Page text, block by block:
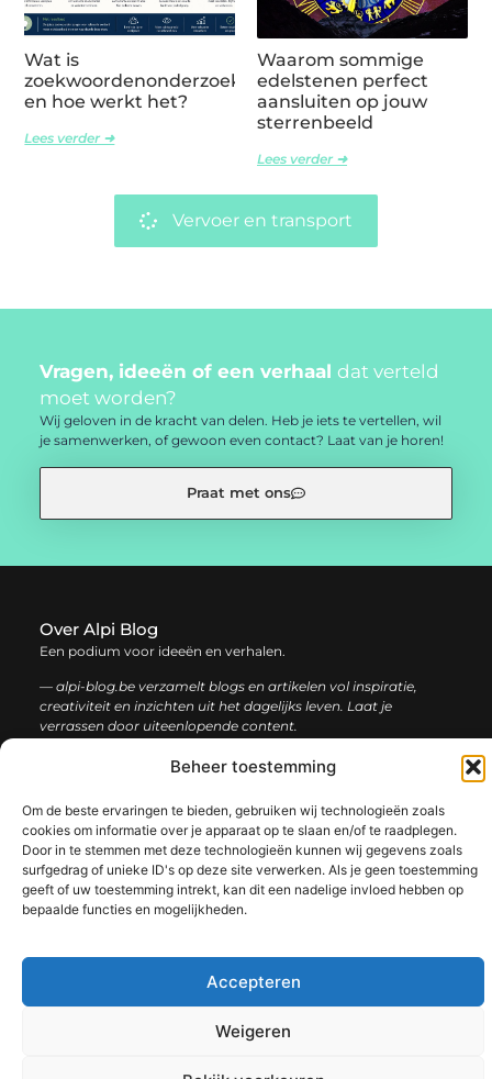
Beheer toestemming
Om de beste ervaringen te bieden, gebruiken wij technologieën zoals
cookies om informatie over je apparaat op te slaan en/of te raadplegen.
Door in te stemmen met deze technologieën kunnen wij gegevens zoals
surfgedrag of unieke ID's op deze site verwerken. Als je geen toestemming
geeft of uw toestemming intrekt, kan dit een nadelige invloed hebben op
bepaalde functies en mogelijkheden.
Accepteren
Weigeren
Wat is
zoekwoordenonderzoek
en hoe werkt het?
Lees verder ➜
Waarom sommige
edelstenen perfect
aansluiten op jouw
sterrenbeeld
Lees verder ➜
Vervoer en transport
Vragen, ideeën of een verhaal dat verteld
moet worden?
Wij geloven in de kracht van delen. Heb je iets te vertellen, wil
je samenwerken, of gewoon even contact? Laat van je horen!
Praat met ons
Over Alpi Blog
Een podium voor ideeën en verhalen.
— alpi-blog.be verzamelt blogs en artikelen vol inspiratie,
creativiteit en inzichten uit het dagelijks leven. Laat je
verrassen door uiteenlopende content.
informatie